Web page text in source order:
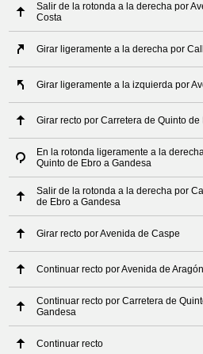
Salir de la rotonda a la derecha por
Costa
Girar ligeramente a la derecha por
Girar ligeramente a la izquierda por
Girar recto por Carretera de Quinto
En la rotonda ligeramente a la
Quinto de Ebro a Gandesa
Salir de la rotonda a la derecha por
de Ebro a Gandesa
Girar recto por Avenida de Caspe
Continuar recto por Avenida de Aragón
Continuar recto por Carretera de
Gandesa
Continuar recto